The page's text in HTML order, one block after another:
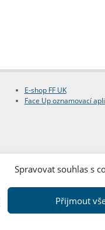
Spravovat souhlas s
Přijmout
E-shop FF UK
Face Up oznamovací